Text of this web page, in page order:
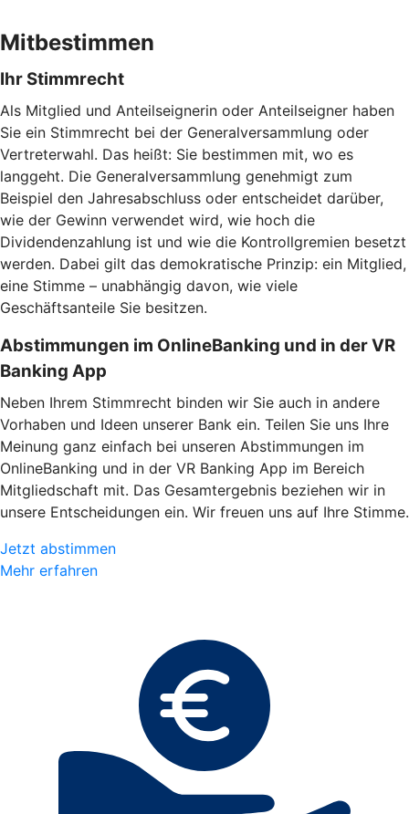
Mitbestimmen
Ihr Stimmrecht
Als Mitglied und Anteilseignerin oder Anteilseigner haben
Sie ein Stimmrecht bei der Generalversammlung oder
Vertreterwahl. Das heißt: Sie bestimmen mit, wo es
langgeht. Die Generalversammlung genehmigt zum
Beispiel den Jahresabschluss oder entscheidet darüber,
wie der Gewinn verwendet wird, wie hoch die
Dividendenzahlung ist und wie die Kontrollgremien besetzt
werden. Dabei gilt das demokratische Prinzip: ein Mitglied,
eine Stimme – unabhängig davon, wie viele
Geschäftsanteile Sie besitzen.
Abstimmungen im OnlineBanking und in der VR
Banking App
Neben Ihrem Stimmrecht binden wir Sie auch in andere
Vorhaben und Ideen unserer Bank ein. Teilen Sie uns Ihre
Meinung ganz einfach bei unseren Abstimmungen im
OnlineBanking und in der VR Banking App im Bereich
Mitgliedschaft mit. Das Gesamtergebnis beziehen wir in
unsere Entscheidungen ein. Wir freuen uns auf Ihre Stimme.
Jetzt abstimmen
Mehr erfahren